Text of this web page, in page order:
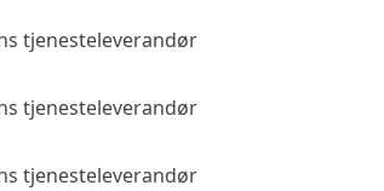
tjenesteleverandør
tjenesteleverandør
tjenesteleverandør